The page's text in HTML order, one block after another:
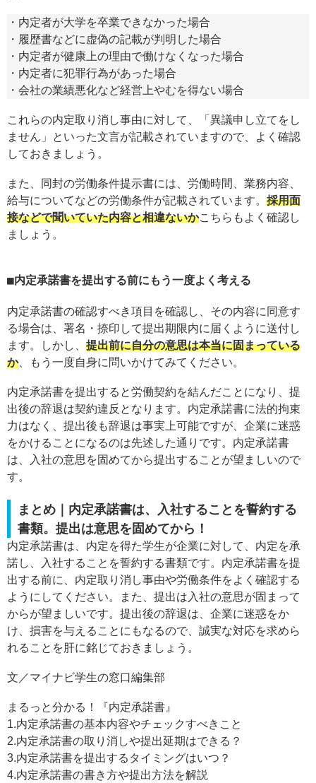
・内定者が大学を卒業できなかった場合
・履歴書などに虚偽の記載が判明した場合
・内定者が健康上の理由で働けなくなった場合
・内定者に犯罪行為があった場合
・会社の業績悪化など経営上やむを得ない場合
これらの内定取り消し事由に対して、「異議申し立てをし
ません」といった文言が記載されていますので、よく確認
しておきましょう。
また、同封の労働条件提示書には、労働時間、業務内容、
給与についてなどの労働条件が記載されています。 採用面
接などで聞いていた内容と相違ないかこちらもよく確認し
ましょう。
内定承諾書を提出する前にもう一度よく考える
内定承諾書の確認すべき項目を確認し、その内容に同意す
る場合は、署名・捺印して提出期限内に届くように送付し
ます。しかし、 提出前に自分の意思は本当に固まっている
か、もう一度自身に問いかけてみてください。
内定承諾書を提出すると労働契約を結んだことになり、提
出後の辞退は契約違反となります。内定承諾書に法的拘束
力はなく、提出後も辞退は事実上可能ですが、企業に迷惑
をかけることになるのは先述した通りです。内定承諾書
は、入社の意思を固めてから提出することが望ましいので
す。
まとめ｜内定承諾書は、入社することを誓約する
書類。提出は意思を固めてから！
内定承諾書は、内定を得た学生が企業に対して、内定を承
諾し、入社することを誓約する書類です。内定承諾書を提
出する前に、内定取り消し事由や労働条件をよく確認する
ようにしてください。また、提出は入社の意思が固まって
からが望ましいです。提出後の辞退は、企業に迷惑をか
け、損害を与えることにもなるので、誠実な対応を求めら
れることを肝に銘じておきましょう。
文／マイナビ学生の窓口編集部
まるっと分かる！『内定承諾書』
1.内定承諾書の基本内容やチェックすべきこと
2.内定承諾書の取り消しや提出延期はできる？
3.内定承諾書を提出するタイミングはいつ？
4.内定承諾書の書き方や提出方法を解説